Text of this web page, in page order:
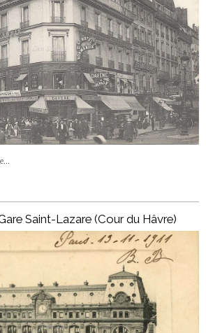
Saint-Lazare (Cour du Hâvre)